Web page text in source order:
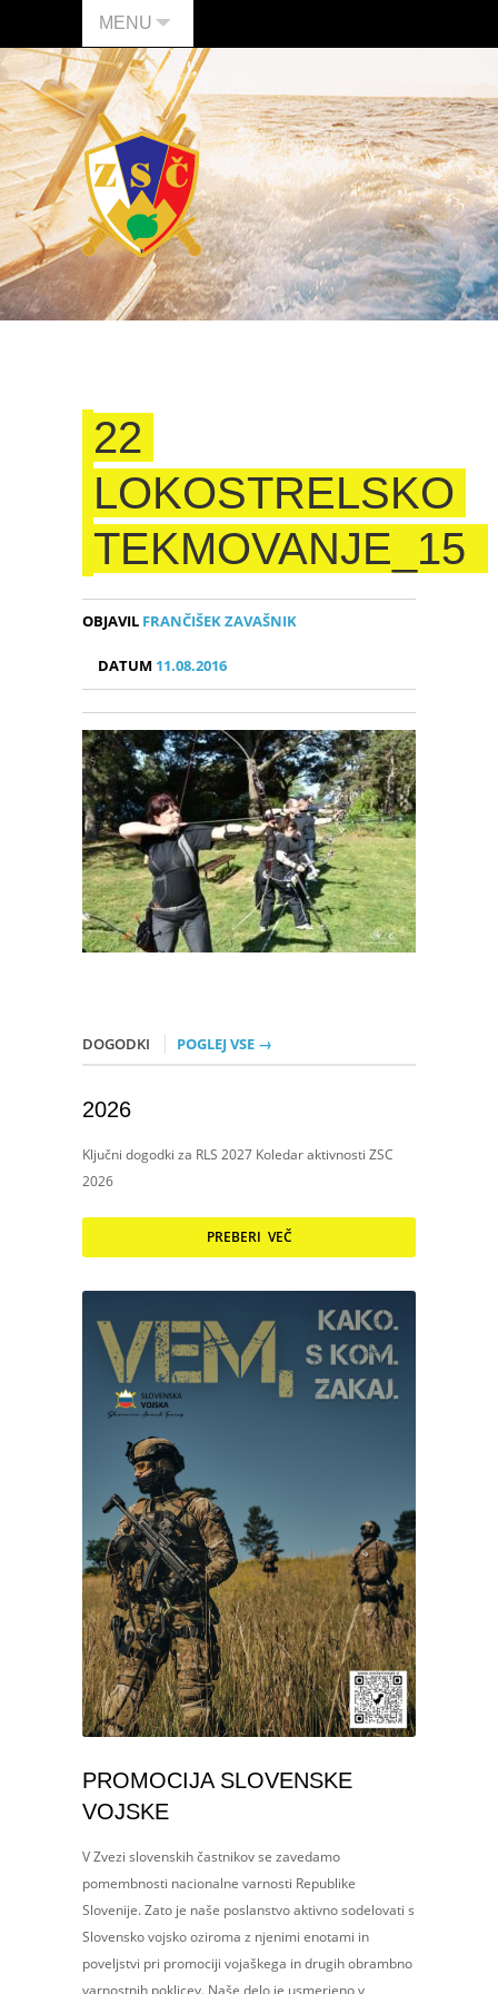
MENU
22
LOKOSTRELSKO
TEKMOVANJE_15
OBJAVIL FRANČIŠEK ZAVAŠNIK
DATUM 11.08.2016
DOGODKI POGLEJ VSE →
2026
Ključni dogodki za RLS 2027 Koledar aktivnosti ZSC
2026
PREBERI VEČ
PROMOCIJA SLOVENSKE
VOJSKE
V Zvezi slovenskih častnikov se zavedamo
pomembnosti nacionalne varnosti Republike
Slovenije. Zato je naše poslanstvo aktivno sodelovati s
Slovensko vojsko oziroma z njenimi enotami in
poveljstvi pri promociji vojaškega in drugih obrambno
varnostnih poklicev. Naše delo je usmerjeno v